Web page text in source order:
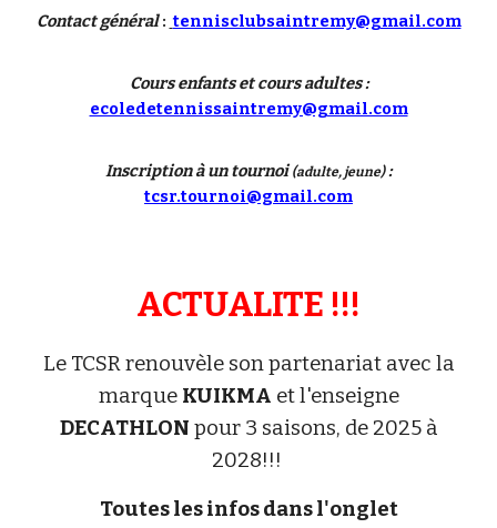
Contact général: tennisclubsaintremy@gmail.com
Cours enfants et cours adultes :
ecoledetennissaintremy@gmail.com
Inscription à un tournoi(adulte, jeune):
tcsr.tournoi@gmail.com
ACTUALITE !!!
Le TCSR renouvèle son partenariat avec la
marque KUIKMA et l'enseigne
DECATHLON pour 3 saisons, de 2025 à
2028!!!
Toutes les infos dans l'onglet